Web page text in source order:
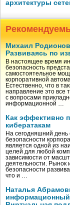
архитектуры
Михаил
Развиваясь по
В настоящее время
безопасность
самостоятельное
корпоративной
Естественно, что в
направление это все
с вопросами
информационной …
Как эффективно
кибератакам
На сегодняшний день
безопасности
является одной из
целей для любой
зависимости от
деятельности.
безопасности
что и …
Наталья
информационный